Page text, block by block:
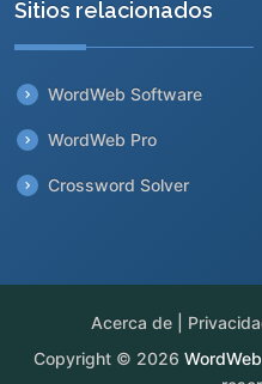
Sitios relacionados
WordWeb Software
WordWeb Pro
Crossword Solver
Acerca de|
Copyright © 2026